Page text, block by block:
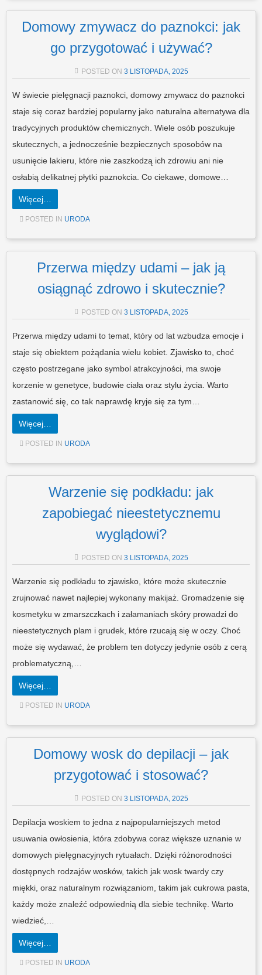
Domowy zmywacz do paznokci: jak
go przygotować i używać?
POSTED ON 3 LISTOPADA, 2025
W świecie pielęgnacji paznokci, domowy zmywacz do paznokci
staje się coraz bardziej popularny jako naturalna alternatywa dla
tradycyjnych produktów chemicznych. Wiele osób poszukuje
skutecznych, a jednocześnie bezpiecznych sposobów na
usunięcie lakieru, które nie zaszkodzą ich zdrowiu ani nie
osłabią delikatnej płytki paznokcia. Co ciekawe, domowe…
Więcej…
POSTED IN URODA
Przerwa między udami – jak ją
osiągnąć zdrowo i skutecznie?
POSTED ON 3 LISTOPADA, 2025
Przerwa między udami to temat, który od lat wzbudza emocje i
staje się obiektem pożądania wielu kobiet. Zjawisko to, choć
często postrzegane jako symbol atrakcyjności, ma swoje
korzenie w genetyce, budowie ciała oraz stylu życia. Warto
zastanowić się, co tak naprawdę kryje się za tym…
Więcej…
POSTED IN URODA
Warzenie się podkładu: jak
zapobiegać nieestetycznemu
wyglądowi?
POSTED ON 3 LISTOPADA, 2025
Warzenie się podkładu to zjawisko, które może skutecznie
zrujnować nawet najlepiej wykonany makijaż. Gromadzenie się
kosmetyku w zmarszczkach i załamaniach skóry prowadzi do
nieestetycznych plam i grudek, które rzucają się w oczy. Choć
może się wydawać, że problem ten dotyczy jedynie osób z cerą
problematyczną,…
Więcej…
POSTED IN URODA
Domowy wosk do depilacji – jak
przygotować i stosować?
POSTED ON 3 LISTOPADA, 2025
Depilacja woskiem to jedna z najpopularniejszych metod
usuwania owłosienia, która zdobywa coraz większe uznanie w
domowych pielęgnacyjnych rytuałach. Dzięki różnorodności
dostępnych rodzajów wosków, takich jak wosk twardy czy
miękki, oraz naturalnym rozwiązaniom, takim jak cukrowa pasta,
każdy może znaleźć odpowiednią dla siebie technikę. Warto
wiedzieć,…
Więcej…
POSTED IN URODA